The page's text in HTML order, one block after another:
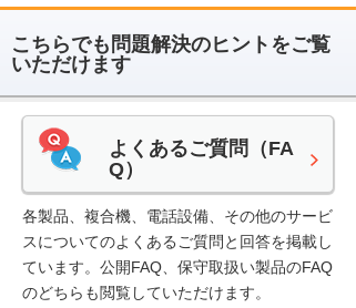
こちらでも問題解決のヒントをご覧
いただけます
よくあるご質問（FA
Q）
各製品、複合機、電話設備、その他のサービ
スについてのよくあるご質問と回答を掲載し
ています。公開FAQ、保守取扱い製品のFAQ
のどちらも閲覧していただけます。